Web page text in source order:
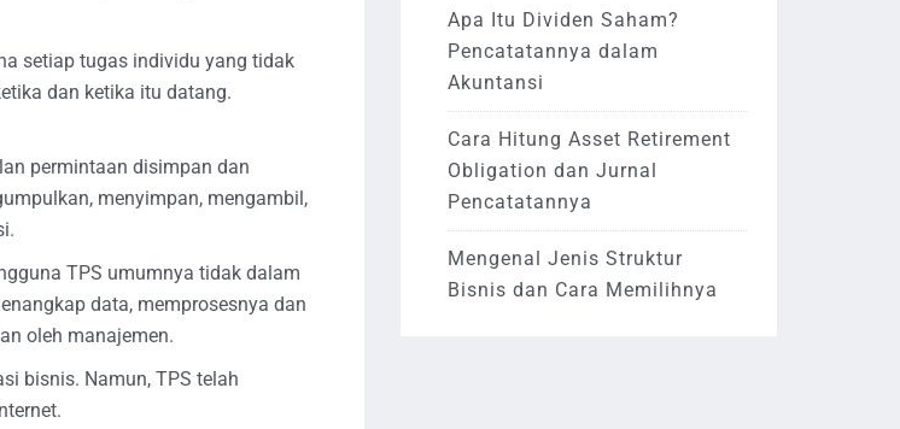
setiap tugas individu yang tidak
dan ketika itu datang.
permintaan disimpan dan
menyimpan, mengambil,
TPS umumnya tidak dalam
data, memprosesnya dan
oleh manajemen.
bisnis. Namun, TPS telah
Apa Itu Dividen Saham?
Pencatatannya dalam
Akuntansi
Cara Hitung Asset Retirement
Obligation dan Jurnal
Pencatatannya
Mengenal Jenis Struktur
Bisnis dan Cara Memilihnya